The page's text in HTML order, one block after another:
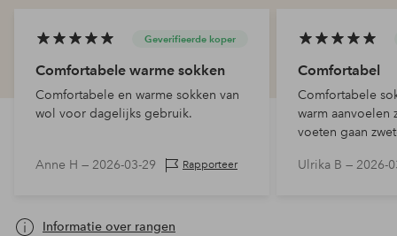
Geverifieerde koper
Comfortabele warme sokken
Comfortabele en warme sokken van
wol voor dagelijks gebruik.
Anne H — 2026-03-29 Rapporteer
Comfortabel
Comfortabele
warm aanvoelen
voeten gaan
Ulrika B — 2026-
Informatie over rangen